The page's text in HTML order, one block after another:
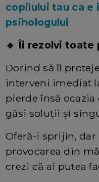
copilului tau ca
psihologului
🔹 Îi rezolvi toate
Dorind să îl
interveni imediat
pierde însă ocazia
găsi soluții și
Oferă-i sprijin,
provocarea din
crezi că ai putea